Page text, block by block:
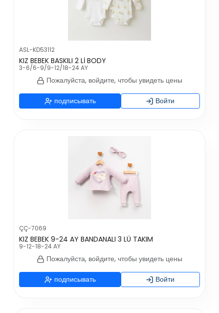
ASL-KD53112
KIZ BEBEK BASKILI 2 Lİ BODY
3-6/6-9/9-12/18-24 AY
Пожалуйста, войдите, чтобы увидеть цены
подписывать Войти
ÇÇ-7069
KIZ BEBEK 9-24 AY BANDANALI 3 LÜ TAKIM
9-12-18-24 AY
Пожалуйста, войдите, чтобы увидеть цены
подписывать Войти